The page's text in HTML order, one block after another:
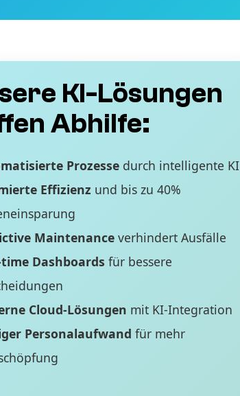
KI-Lösungen
Abhilfe:
Prozessedurch intelligente KI
Effizienz und bis zu 40%
Maintenanceverhindert Ausfälle
time Dashboards für bessere
Cloud-Lösungen mit KI-Integration
Personalaufwand für mehr